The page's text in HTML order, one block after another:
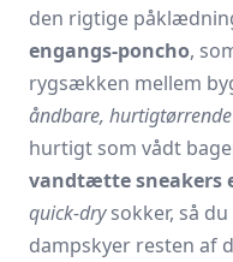
den rigtige
engangs-poncho,
rygsækken mellem
åndbare, hurtigtørrende
hurtigt som vådt
vandtætte sneakers
quick-drysokker, så
dampskyer resten af